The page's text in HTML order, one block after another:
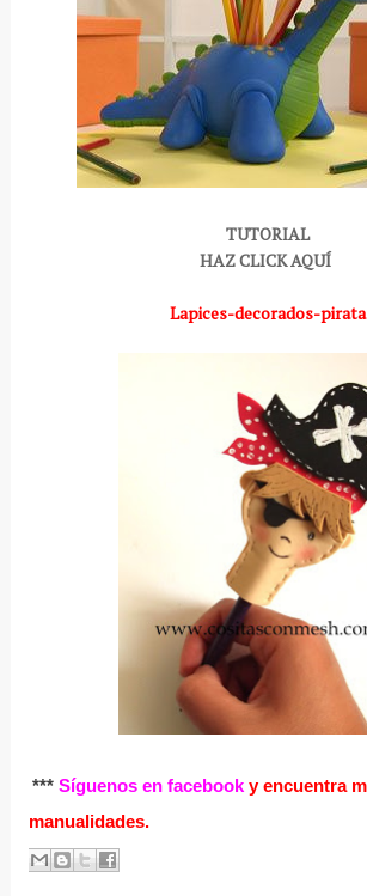
TUTORIAL
HAZ CLICK AQUÍ
Lapices-decorados-pirata
***Síguenos en facebook y encuentra
manualidades.